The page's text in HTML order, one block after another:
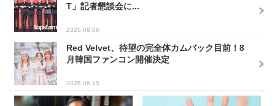
T」記者懇談会に...
2026.08.06
Red Velvet、待望の完全体カムバック目前！8
月韓国ファンコン開催決定
2026.06.15